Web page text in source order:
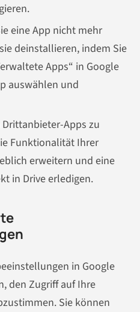
eine App nicht mehr
deinstallieren, indem Sie
Apps“ in Google
auswählen und
Apps zu
Funktionalität Ihrer
erweitern und eine
in Drive erledigen.
in Google
den Zugriff auf Ihre
Sie können